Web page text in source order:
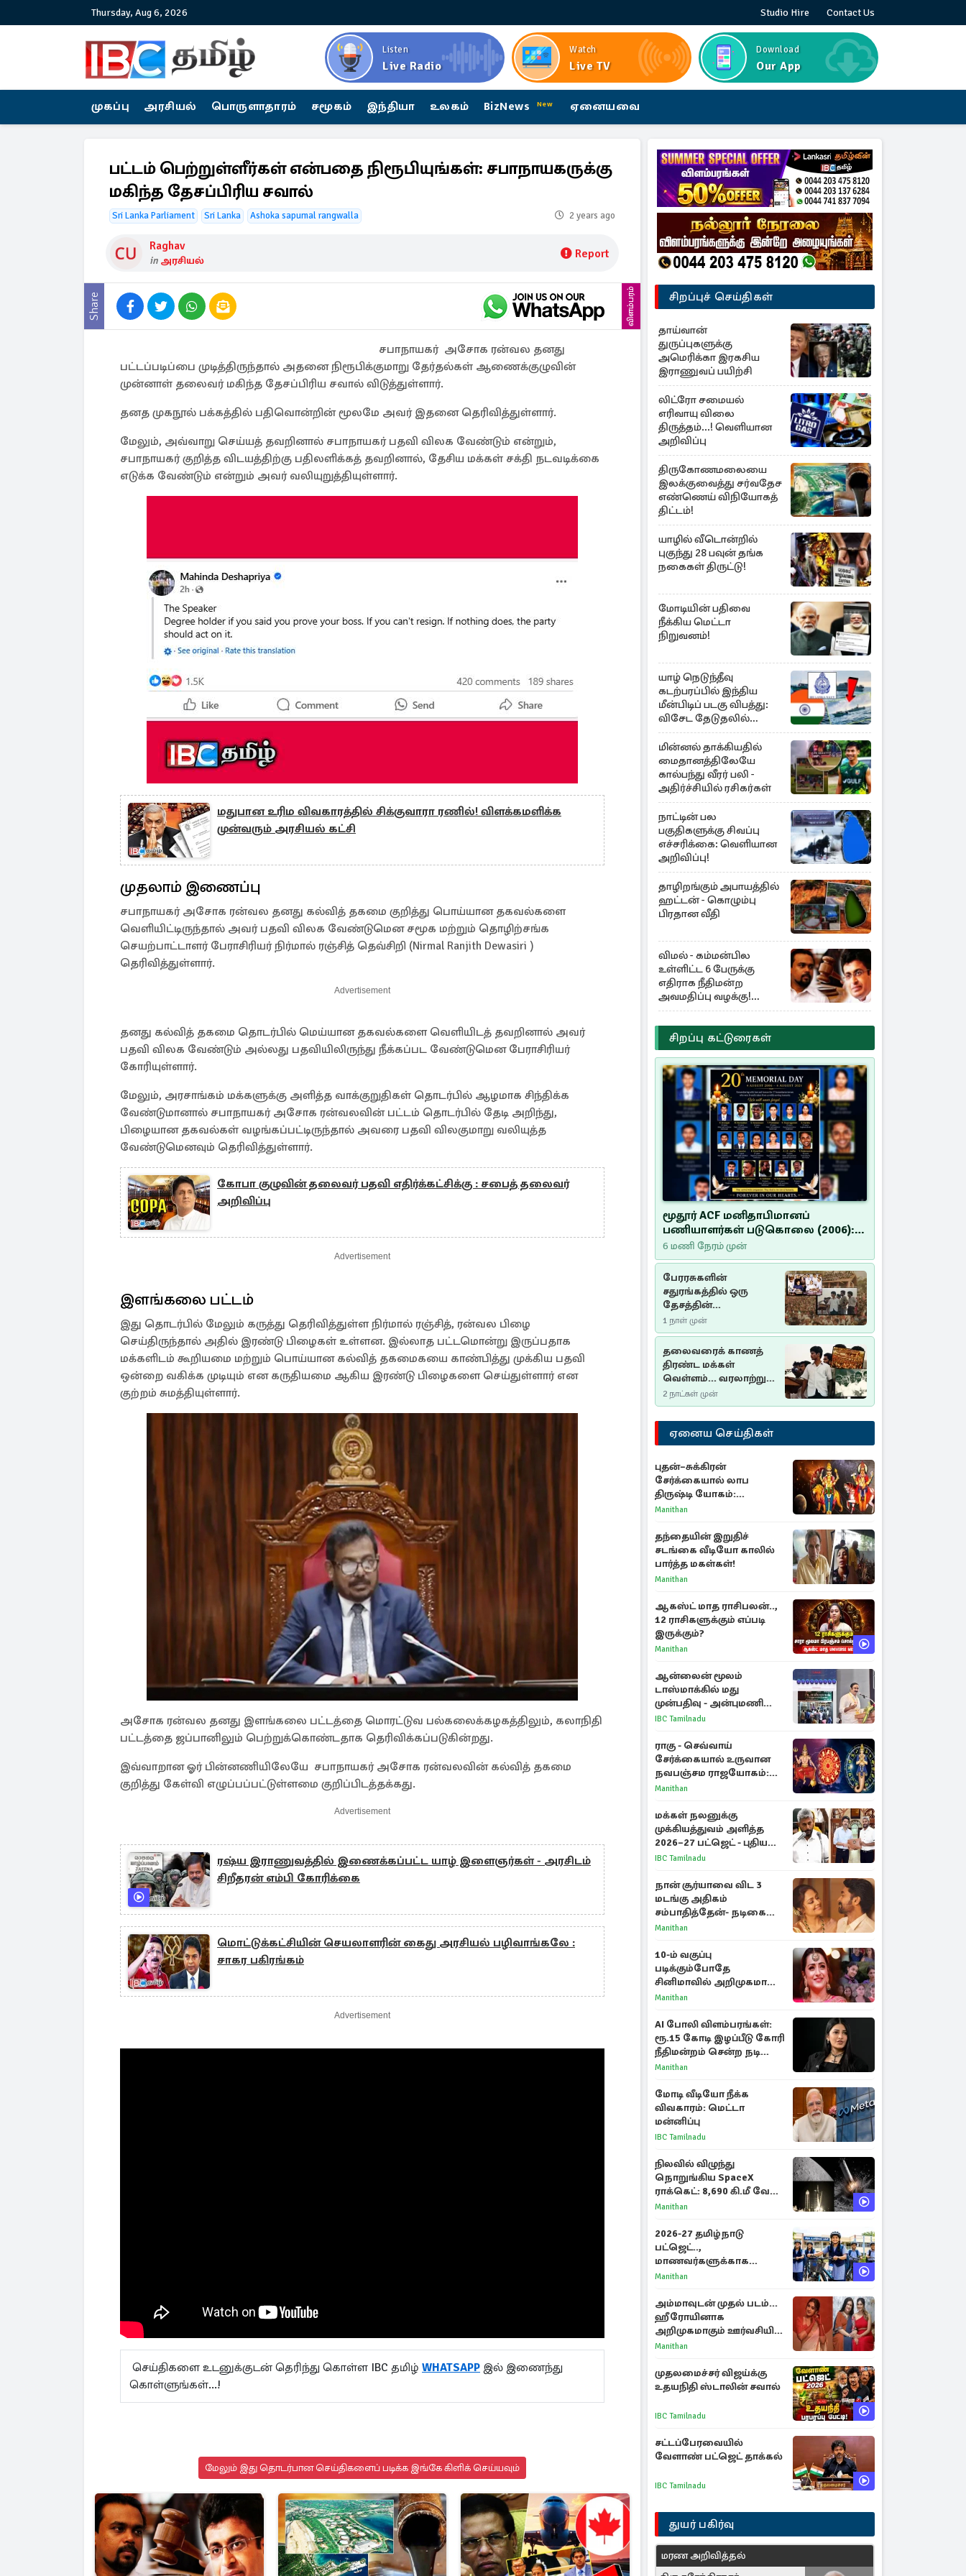
Thursday, Aug 6, 2026 Studio Hire Contact Us
Listen
Live Radio
Watch
Live TV
Download
Our App
முகப்பு அரசியல் பொருளாதாரம் சமூகம் இந்தியா உலகம் BizNews New ஏனையவை
பட்டம் பெற்றுள்ளீர்கள் என்பதை நிரூபியுங்கள்: சபாநாயகருக்கு
மகிந்த தேசப்பிரிய சவால்
Sri Lanka Parliament Sri Lanka Ashoka sapumal rangwalla 2 years ago
Raghav
in அரசியல் Report
Share விளம்பரம்
சபாநாயகர் அசோக ரன்வல தனது
பட்டப்படிப்பை முடித்திருந்தால் அதனை நிரூபிக்குமாறு தேர்தல்கள் ஆணைக்குழுவின்
முன்னாள் தலைவர் மகிந்த தேசப்பிரிய சவால் விடுத்துள்ளார்.
தனத முகநூல் பக்கத்தில் பதிவொன்றின் மூலமே அவர் இதனை தெரிவித்துள்ளார்.
மேலும், அவ்வாறு செய்யத் தவறினால் சபாநாயகர் பதவி விலக வேண்டும் என்றும்,
சபாநாயகர் குறித்த விடயத்திற்கு பதிலளிக்கத் தவறினால், தேசிய மக்கள் சக்தி நடவடிக்கை
எடுக்க வேண்டும் என்றும் அவர் வலியுறுத்தியுள்ளார்.
மதுபான உரிம விவகாரத்தில் சிக்குவாரா ரணில்! விளக்கமளிக்க
முன்வரும் அரசியல் கட்சி
முதலாம் இணைப்பு
சபாநாயகர் அசோக ரன்வல தனது கல்வித் தகமை குறித்து பொய்யான தகவல்களை
வெளியிட்டிருந்தால் அவர் பதவி விலக வேண்டுமென சமூக மற்றும் தொழிற்சங்க
செயற்பாட்டாளர் பேராசிரியர் நிர்மால் ரஞ்சித் தெவ்சிறி (Nirmal Ranjith Dewasiri )
தெரிவித்துள்ளார்.
Advertisement
தனது கல்வித் தகமை தொடர்பில் மெய்யான தகவல்களை வெளியிடத் தவறினால் அவர்
பதவி விலக வேண்டும் அல்லது பதவியிலிருந்து நீக்கப்பட வேண்டுமென பேராசிரியர்
கோரியுள்ளார்.
மேலும், அரசாங்கம் மக்களுக்கு அளித்த வாக்குறுதிகள் தொடர்பில் ஆழமாக சிந்திக்க
வேண்டுமானால் சபாநாயகர் அசோக ரன்வலவின் பட்டம் தொடர்பில் தேடி அறிந்து,
பிழையான தகவல்கள் வழங்கப்பட்டிருந்தால் அவரை பதவி விலகுமாறு வலியுத்த
வேண்டுமெனவும் தெரிவித்துள்ளார்.
கோபா குழுவின் தலைவர் பதவி எதிர்க்கட்சிக்கு : சபைத் தலைவர்
அறிவிப்பு
Advertisement
இளங்கலை பட்டம்
இது தொடர்பில் மேலும் கருத்து தெரிவித்துள்ள நிர்மால் ரஞ்சித், ரன்வல பிழை
செய்திருந்தால் அதில் இரண்டு பிழைகள் உள்ளன. இல்லாத பட்டமொன்று இருப்பதாக
மக்களிடம் கூறியமை மற்றும் பொய்யான கல்வித் தகமைகயை காண்பித்து முக்கிய பதவி
ஒன்றை வகிக்க முடியும் என கருதியமை ஆகிய இரண்டு பிழைகளை செய்துள்ளார் என
குற்றம் சுமத்தியுள்ளார்.
அசோக ரன்வல தனது இளங்கலை பட்டத்தை மொரட்டுவ பல்கலைக்கழகத்திலும், கலாநிதி
பட்டத்தை ஜப்பானிலும் பெற்றுக்கொண்டதாக தெரிவிக்கப்படுகின்றது.
இவ்வாறான ஓர் பின்னணியிலேயே சபாநாயகர் அசோக ரன்வலவின் கல்வித் தகமை
குறித்து கேள்வி எழுப்பப்பட்டுள்ளமை குறிப்பிடத்தக்கது.
Advertisement
ரஷ்ய இராணுவத்தில் இணைக்கப்பட்ட யாழ் இளைஞர்கள் - அரசிடம்
சிறீதரன் எம்பி கோரிக்கை
மொட்டுக்கட்சியின் செயலாளரின் கைது அரசியல் பழிவாங்கலே :
சாகர பகிரங்கம்
Advertisement
செய்திகளை உடனுக்குடன் தெரிந்து கொள்ள IBC தமிழ் WHATSAPP இல் இணைந்து
கொள்ளுங்கள்...!
மேலும் இது தொடர்பான செய்திகளைப் படிக்க இங்கே கிளிக் செய்யவும்
சிறப்புச் செய்திகள்
தாய்வான்
துருப்புகளுக்கு
அமெரிக்கா இரகசிய
இராணுவப் பயிற்சி
லிட்ரோ சமையல்
எரிவாயு விலை
திருத்தம்...! வெளியான
அறிவிப்பு
திருகோணமலையை
இலக்குவைத்து சர்வதேச
எண்ணெய் விநியோகத்
திட்டம்!
யாழில் வீடொன்றில்
புகுந்து 28 பவுன் தங்க
நகைகள் திருட்டு!
மோடியின் பதிவை
நீக்கிய மெட்டா
நிறுவனம்!
யாழ் நெடுந்தீவு
கடற்பரப்பில் இந்திய
மீன்பிடிப் படகு விபத்து:
விசேட தேடுதலில்
இலங்கை கடற்படை
மின்னல் தாக்கியதில்
மைதானத்திலேயே
கால்பந்து வீரர் பலி -
அதிர்ச்சியில் ரசிகர்கள்
நாட்டின் பல
பகுதிகளுக்கு சிவப்பு
எச்சரிக்கை: வெளியான
அறிவிப்பு!
தாழிறங்கும் அபாயத்தில்
ஹட்டன் - கொழும்பு
பிரதான வீதி
விமல் - கம்மன்பில
உள்ளிட்ட 6 பேருக்கு
எதிராக நீதிமன்ற
அவமதிப்பு வழக்கு!
பிறப்பிக்கப்பட்ட உத்தரவு
சிறப்பு கட்டுரைகள்
மூதூர் ACF மனிதாபிமானப்
பணியாளர்கள் படுகொலை (2006):
20 ஆண்டுகளாகியும் நீதி
மறுக்கப்பட்ட மனிதாபிமானப்
பேரவலம்
6 மணி நேரம் முன்
பேரரசுகளின்
சதுரங்கத்தில் ஒரு
தேசத்தின்
தீர்க்கதரிசனம் :
சுதுமலை பிரகடனம்
ஒரு வரலாற்றுப் பாடம்
1 நாள் முன்
தலைவரைக் காணத்
திரண்ட மக்கள்
வெள்ளம்... வரலாற்றுச்
சிறப்புமிக்க சுதுமலைப்
பிரகடனம்…
2 நாட்கள் முன்
ஏனைய செய்திகள்
புதன்–சுக்கிரன்
சேர்க்கையால் லாப
திருஷ்டி யோகம்:
அதிர்ஷ்டம் பெறும் டாப் 3
Manithan
தந்தையின் இறுதிச்
சடங்கை வீடியோ காலில்
பார்த்த மகள்கள்!
Manithan
ஆகஸ்ட் மாத ராசிபலன்..,
12 ராசிகளுக்கும் எப்படி
இருக்கும்?
Manithan
ஆன்லைன் மூலம்
டாஸ்மாக்கில் மது
முன்பதிவு - அன்புமணி
ராமதாஸ் எதிர்ப்பு
IBC Tamilnadu
ராகு - செவ்வாய்
சேர்க்கையால் உருவான
நவபஞ்சம ராஜயோகம்:
அதிர்ஷ்டம் பெறும் 3
Manithan
மக்கள் நலனுக்கு
முக்கியத்துவம் அளித்த
2026–27 பட்ஜெட் - புதிய
நலத்திட்டங்கள்
IBC Tamilnadu
நான் சூர்யாவை விட 3
மடங்கு அதிகம்
சம்பாதித்தேன்- நடிகை
ஜோதிகா
Manithan
10-ம் வகுப்பு
படிக்கும்போதே
சினிமாவில் அறிமுகமான
த்ரிஷா! உண்மையை
காந்தி
Manithan
AI போலி விளம்பரங்கள்:
ரூ.15 கோடி இழப்பீடு கோரி
நீதிமன்றம் சென்ற நடிகை
ஸ்ருதி ஹாசன்!
Manithan
மோடி வீடியோ நீக்க
விவகாரம்: மெட்டா
மன்னிப்பு
IBC Tamilnadu
நிலவில் விழுந்து
நொறுங்கிய SpaceX
ராக்கெட்: 8,690 கி.மீ வேக
மோதலால் உருவான புதிய
Manithan
2026-27 தமிழ்நாடு
பட்ஜெட்..,
மாணவர்களுக்காக
வெளியான முக்கிய
Manithan
அம்மாவுடன் முதல் படம்...
ஹீரோயினாக
அறிமுகமாகும் ஊர்வசியின்
மகள் தேஜலட்சுமி!
Manithan
முதலமைச்சர் விஜய்க்கு
உதயநிதி ஸ்டாலின் சவால்
IBC Tamilnadu
சட்டப்பேரவையில்
வேளாண் பட்ஜெட் தாக்கல்
IBC Tamilnadu
துயர் பகிர்வு
மரண அறிவித்தல்